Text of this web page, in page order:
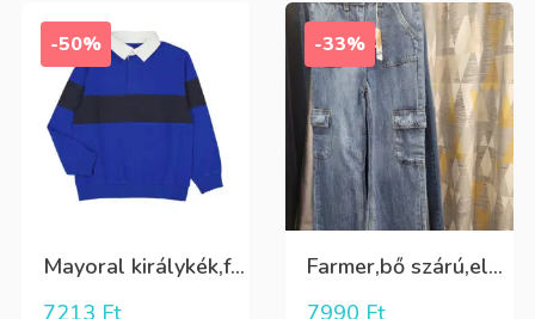
-50%
Mayoral királykék,fehér galléros hosszú ujjú póló Tini fiúknak
7213 Ft
-33%
Farmer,bő szárú,elöl és oldalt zsebes lány nadrág
7990 Ft